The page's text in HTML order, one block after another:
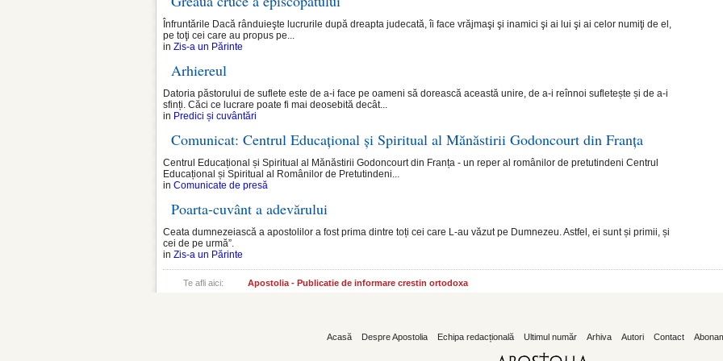
Înfruntările Dacă rânduieşte lucrurile după dreapta judecată, îi face vrăjmaşi şi inamici şi ai lui şi ai celor numiţi de el,
pe toţi cei care au propus pe...
in Zis-a un Părinte
Arhiereul
Datoria păstorului de suflete este de a-i face pe oameni să dorească această unire, de a-i reînnoi sufletește și de a-i
sfinți. Căci ce lucrare poate fi mai deosebită decât...
in Predici și cuvântări
Comunicat: Centrul Educațional și Spiritual al Mănăstirii Godoncourt din Franța
Centrul Educațional și Spiritual al Mănăstirii Godoncourt din Franța - un reper al românilor de pretutindeni Centrul
Educațional și Spiritual al Românilor de Pretutindeni...
in Comunicate de presă
Poarta-cuvânt a adevărului
Ceata dumnezeiască a apostolilor a fost prima dintre toți cei care L-au văzut pe Dumnezeu. Astfel, ei sunt și primii, și
cei de pe urmă”.
in Zis-a un Părinte
Te afli aici: Apostolia - Publicatie de informare crestin ortodoxa
Acasă Despre Apostolia Echipa redacțională Ultimul număr Arhiva Autori Contact